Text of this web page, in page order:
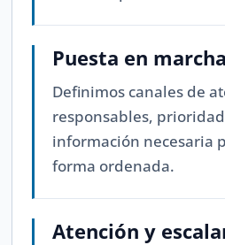
Puesta en marcha
Definimos canales de
responsables,
información necesaria
forma ordenada.
Atención y